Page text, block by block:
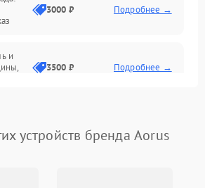
3000 ₽ Подробнее →
и
3500 ₽ Подробнее →
2500 ₽ Подробнее →
устройств бренда Aorus